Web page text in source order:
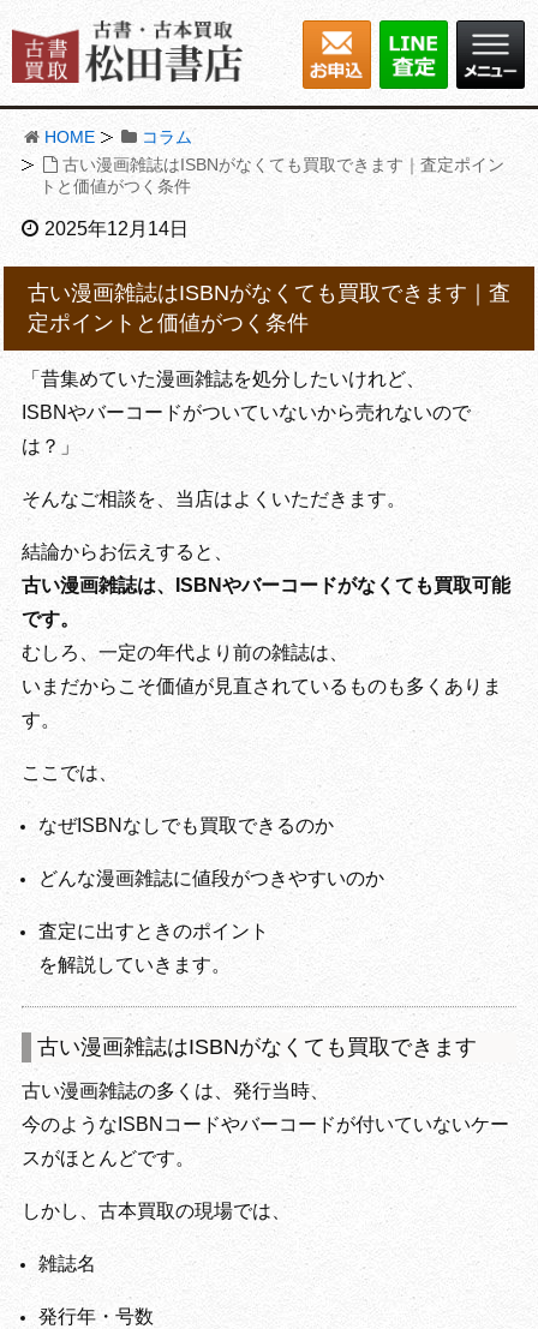
HOME
コラム
古い漫画雑誌はISBNがなくても買取できます｜査定ポイン
トと価値がつく条件
2025年12月14日
古い漫画雑誌はISBNがなくても買取できます｜査
定ポイントと価値がつく条件
「昔集めていた漫画雑誌を処分したいけれど、
ISBNやバーコードがついていないから売れないので
は？」
そんなご相談を、当店はよくいただきます。
結論からお伝えすると、
古い漫画雑誌は、ISBNやバーコードがなくても買取可能
です。
むしろ、一定の年代より前の雑誌は、
いまだからこそ価値が見直されているものも多くありま
す。
ここでは、
なぜISBNなしでも買取できるのか
どんな漫画雑誌に値段がつきやすいのか
査定に出すときのポイント
を解説していきます。
古い漫画雑誌はISBNがなくても買取できます
古い漫画雑誌の多くは、発行当時、
今のようなISBNコードやバーコードが付いていないケー
スがほとんどです。
しかし、古本買取の現場では、
雑誌名
発行年・号数